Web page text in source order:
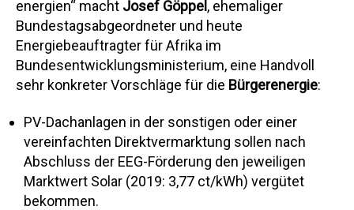
energien“ macht Josef Göppel, ehemaliger
Bundestagsabgeordneter und heute
Energiebeauftragter für Afrika im
Bundesentwicklungsministerium, eine Handvoll
sehr konkreter Vorschläge für die Bürgerenergie:
PV-Dachanlagen in der sonstigen oder einer
vereinfachten Direktvermarktung sollen nach
Abschluss der EEG-Förderung den jeweiligen
Marktwert Solar (2019: 3,77 ct/kWh) vergütet
bekommen.